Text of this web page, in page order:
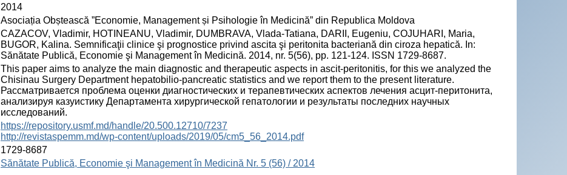
2014
Asociația Obștească ”Economie, Management și Psihologie în Medicină” din Republica Moldova
CAZACOV, Vladimir, HOTINEANU, Vladimir, DUMBRAVA, Vlada-Tatiana, DARII, Eugeniu, COJUHARI, Maria,
BUGOR, Kalina. Semnificaţii clinice şi prognostice privind ascita şi peritonita bacteriană din ciroza hepatică. In:
Sănătate Publică, Economie şi Management în Medicină. 2014, nr. 5(56), pp. 121-124. ISSN 1729-8687.
This paper aims to analyze the main diagnostic and therapeutic aspects in ascit-peritonitis, for this we analyzed the
Chisinau Surgery Department hepatobilio-pancreatic statistics and we report them to the present literature.
Рассматривается проблема оценки диагностических и терапевтических аспектов лечения асцит-перитонита,
анализируя казуистику Департамента хирургической гепатологии и результаты последних научных
исследований.
https://repository.usmf.md/handle/20.500.12710/7237
http://revistaspemm.md/wp-content/uploads/2019/05/cm5_56_2014.pdf
1729-8687
Sănătate Publică, Economie şi Management în Medicină Nr. 5 (56) / 2014